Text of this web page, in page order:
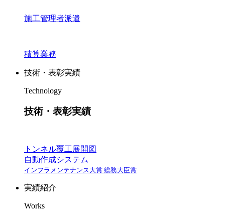
施工管理者派遣
積算業務
技術・表彰実績
Technology
技術・表彰実績
トンネル覆工展開図
自動作成システム
インフラメンテナンス大賞 総務大臣賞
実績紹介
Works